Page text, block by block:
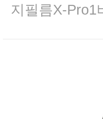
지필름X-Pro1